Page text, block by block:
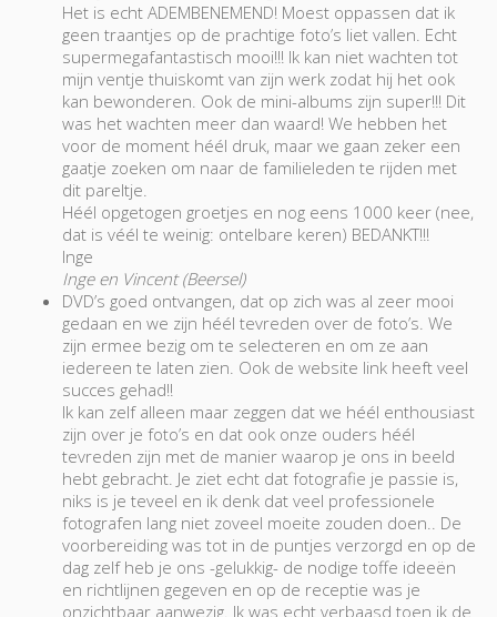
Het is echt ADEMBENEMEND! Moest oppassen dat ik
geen traantjes op de prachtige foto’s liet vallen. Echt
supermegafantastisch mooi!!! Ik kan niet wachten tot
mijn ventje thuiskomt van zijn werk zodat hij het ook
kan bewonderen. Ook de mini-albums zijn super!!! Dit
was het wachten meer dan waard! We hebben het
voor de moment héél druk, maar we gaan zeker een
gaatje zoeken om naar de familieleden te rijden met
dit pareltje.
Héél opgetogen groetjes en nog eens 1000 keer (nee,
dat is véél te weinig: ontelbare keren) BEDANKT!!!
Inge
Inge en Vincent (Beersel)
DVD’s goed ontvangen, dat op zich was al zeer mooi
gedaan en we zijn héél tevreden over de foto’s. We
zijn ermee bezig om te selecteren en om ze aan
iedereen te laten zien. Ook de website link heeft veel
succes gehad!!
Ik kan zelf alleen maar zeggen dat we héél enthousiast
zijn over je foto’s en dat ook onze ouders héél
tevreden zijn met de manier waarop je ons in beeld
hebt gebracht. Je ziet echt dat fotografie je passie is,
niks is je teveel en ik denk dat veel professionele
fotografen lang niet zoveel moeite zouden doen.. De
voorbereiding was tot in de puntjes verzorgd en op de
dag zelf heb je ons -gelukkig- de nodige toffe ideeën
en richtlijnen gegeven en op de receptie was je
onzichtbaar aanwezig. Ik was echt verbaasd toen ik de